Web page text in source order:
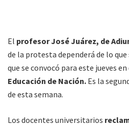
El profesor José Juárez, de
de la protesta dependerá de lo
que se convocó para este jueves en
Educación de Nación. Es la
de esta semana.
Los docentes universitarios